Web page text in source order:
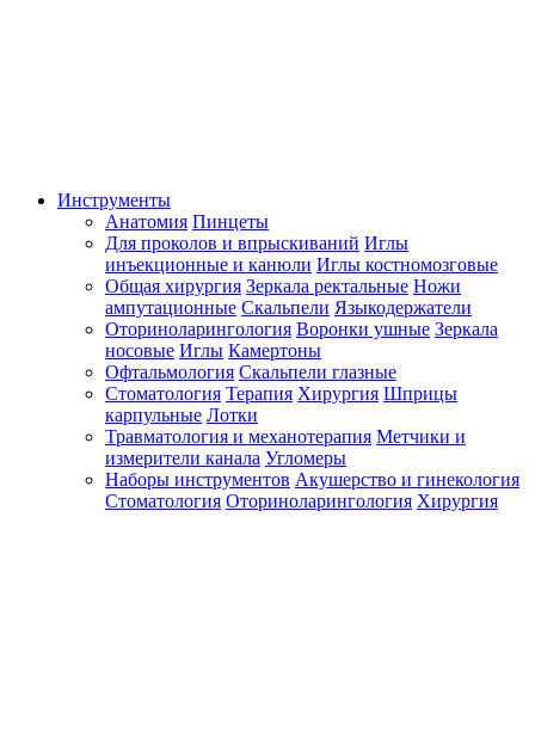
Инструменты
Анатомия Пинцеты
Для проколов и впрыскиваний Иглы
инъекционные и канюли Иглы костномозговые
Общая хирургия Зеркала ректальные Ножи
ампутационные Скальпели Языкодержатели
Оториноларингология Воронки ушные Зеркала
носовые Иглы Камертоны
Офтальмология Скальпели глазные
Стоматология Терапия Хирургия Шприцы
карпульные Лотки
Травматология и механотерапия Метчики и
измерители канала Угломеры
Наборы инструментов Акушерство и гинекология
Стоматология Оториноларингология Хирургия